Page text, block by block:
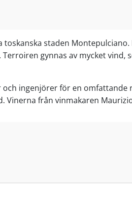
staden
gynnas av mycket
ingenjörer för en
från vinmakaren